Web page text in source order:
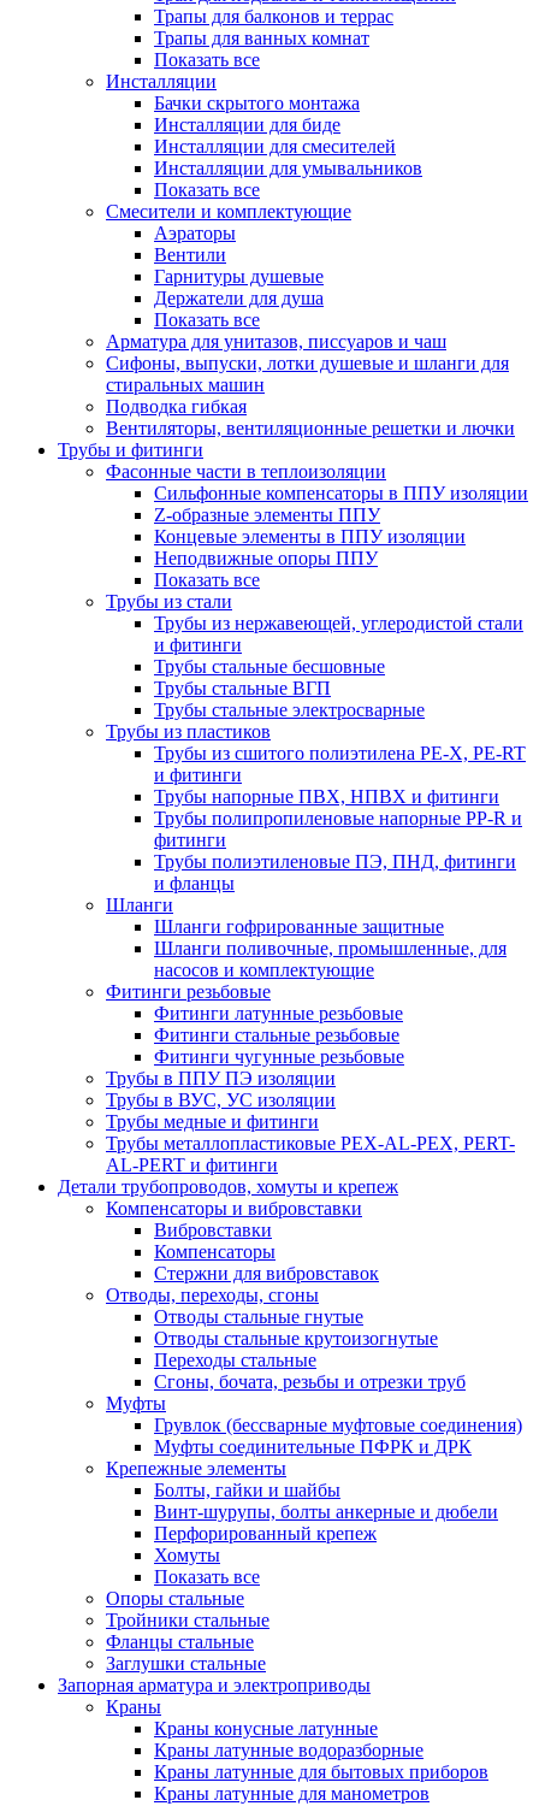
Трапы для балконов и террас
Трапы для ванных комнат
Показать все
Инсталляции
Бачки скрытого монтажа
Инсталляции для биде
Инсталляции для смесителей
Инсталляции для умывальников
Показать все
Смесители и комплектующие
Аэраторы
Вентили
Гарнитуры душевые
Держатели для душа
Показать все
Арматура для унитазов, писсуаров и чаш
Сифоны, выпуски, лотки душевые и шланги для
стиральных машин
Подводка гибкая
Вентиляторы, вентиляционные решетки и лючки
Трубы и фитинги
Фасонные части в теплоизоляции
Cильфонные компенсаторы в ППУ изоляции
Z-образные элементы ППУ
Концевые элементы в ППУ изоляции
Неподвижные опоры ППУ
Показать все
Трубы из стали
Трубы из нержавеющей, углеродистой стали
и фитинги
Трубы стальные бесшовные
Трубы стальные ВГП
Трубы стальные электросварные
Трубы из пластиков
Трубы из сшитого полиэтилена PE-X, PE-RT
и фитинги
Трубы напорные ПВХ, НПВХ и фитинги
Трубы полипропиленовые напорные PP-R и
фитинги
Трубы полиэтиленовые ПЭ, ПНД, фитинги
и фланцы
Шланги
Шланги гофрированные защитные
Шланги поливочные, промышленные, для
насосов и комплектующие
Фитинги резьбовые
Фитинги латунные резьбовые
Фитинги стальные резьбовые
Фитинги чугунные резьбовые
Трубы в ППУ ПЭ изоляции
Трубы в ВУС, УС изоляции
Трубы медные и фитинги
Трубы металлопластиковые PEX-AL-PEX, PERT-
AL-PERT и фитинги
Детали трубопроводов, хомуты и крепеж
Компенсаторы и вибровставки
Вибровставки
Компенсаторы
Стержни для вибровставок
Отводы, переходы, сгоны
Отводы стальные гнутые
Отводы стальные крутоизогнутые
Переходы стальные
Сгоны, бочата, резьбы и отрезки труб
Муфты
Грувлок (бессварные муфтовые соединения)
Муфты соединительные ПФРК и ДРК
Крепежные элементы
Болты, гайки и шайбы
Винт-шурупы, болты анкерные и дюбели
Перфорированный крепеж
Хомуты
Показать все
Опоры стальные
Тройники стальные
Фланцы стальные
Заглушки стальные
Запорная арматура и электроприводы
Краны
Краны конусные латунные
Краны латунные водоразборные
Краны латунные для бытовых приборов
Краны латунные для манометров